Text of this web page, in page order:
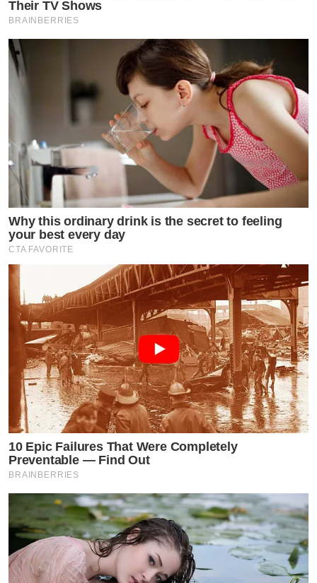
Their TV Shows
BRAINBERRIES
Why this ordinary drink is the secret to feeling
your best every day
CTA FAVORITE
10 Epic Failures That Were Completely
Preventable — Find Out
BRAINBERRIES